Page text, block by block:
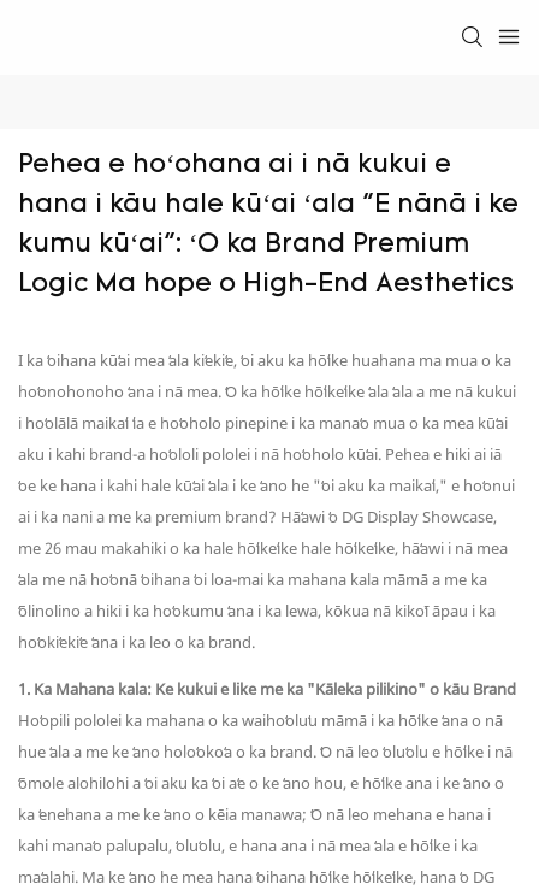
Pehea e hoʻohana ai i nā kukui e
hana i kāu hale kūʻai ʻala "E nānā i ke
kumu kūʻai": ʻO ka Brand Premium
Logic Ma hope o High-End Aesthetics
I ka ʻoihana kūʻai mea ʻala kiʻekiʻe, ʻoi aku ka hōʻike huahana ma mua o ka
hoʻonohonoho ʻana i nā mea. ʻO ka hōʻike hōʻikeʻike ʻala ʻala a me nā kukui
i hoʻolālā maikaʻi ʻia e hoʻoholo pinepine i ka manaʻo mua o ka mea kūʻai
aku i kahi brand-a hoʻololi pololei i nā hoʻoholo kūʻai. Pehea e hiki ai iā
ʻoe ke hana i kahi hale kūʻai ʻala i ke ʻano he "ʻoi aku ka maikaʻi," e hoʻonui
ai i ka nani a me ka premium brand? Hāʻawi ʻo DG Display Showcase,
me 26 mau makahiki o ka hale hōʻikeʻike hale hōʻikeʻike, hāʻawi i nā mea
ʻala me nā hoʻonā ʻoihana ʻoi loa-mai ka mahana kala māmā a me ka
ʻōlinolino a hiki i ka hoʻokumu ʻana i ka lewa, kōkua nā kikoʻī āpau i ka
hoʻokiʻekiʻe ʻana i ka leo o ka brand.
1. Ka Mahana kala: Ke kukui e like me ka "Kāleka pilikino" o kāu Brand
Hoʻopili pololei ka mahana o ka waihoʻoluʻu māmā i ka hōʻike ʻana o nā
hue ʻala a me ke ʻano holoʻokoʻa o ka brand. ʻO nā leo ʻoluʻolu e hōʻike i nā
ʻōmole alohilohi a ʻoi aku ka ʻoi aʻe o ke ʻano hou, e hōʻike ana i ke ʻano o
ka ʻenehana a me ke ʻano o kēia manawa; ʻO nā leo mehana e hana i
kahi manaʻo palupalu, ʻoluʻolu, e hana ana i nā mea ʻala e hōʻike i ka
maʻalahi. Ma ke ʻano he mea hana ʻoihana hōʻike hōʻikeʻike, hana ʻo DG